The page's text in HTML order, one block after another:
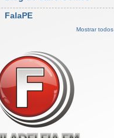
FalaPE
Mostrar todos